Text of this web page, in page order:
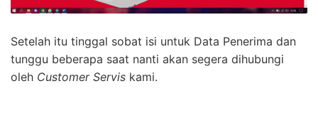
Setelah itu tinggal sobat isi untuk Data Penerima dan
tunggu beberapa saat nanti akan segera dihubungi
oleh Customer Servis kami.